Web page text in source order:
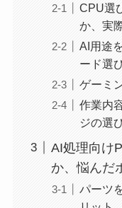
CPU選
か、実
AI用途
ード選
ゲーミ
作業内
ジの選
AI処理向け
か、悩んだ
パーツ